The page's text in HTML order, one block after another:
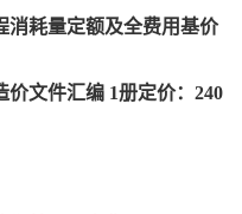
消耗量定额及全费用基价
价文件汇编 1册定价：240